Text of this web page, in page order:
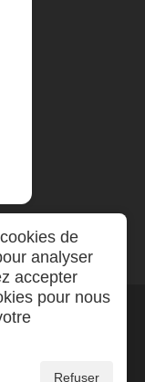
de
analyser
accepter
pour nous
Refuser